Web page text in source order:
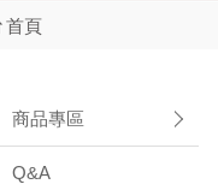
首頁
商品專區
Q&A